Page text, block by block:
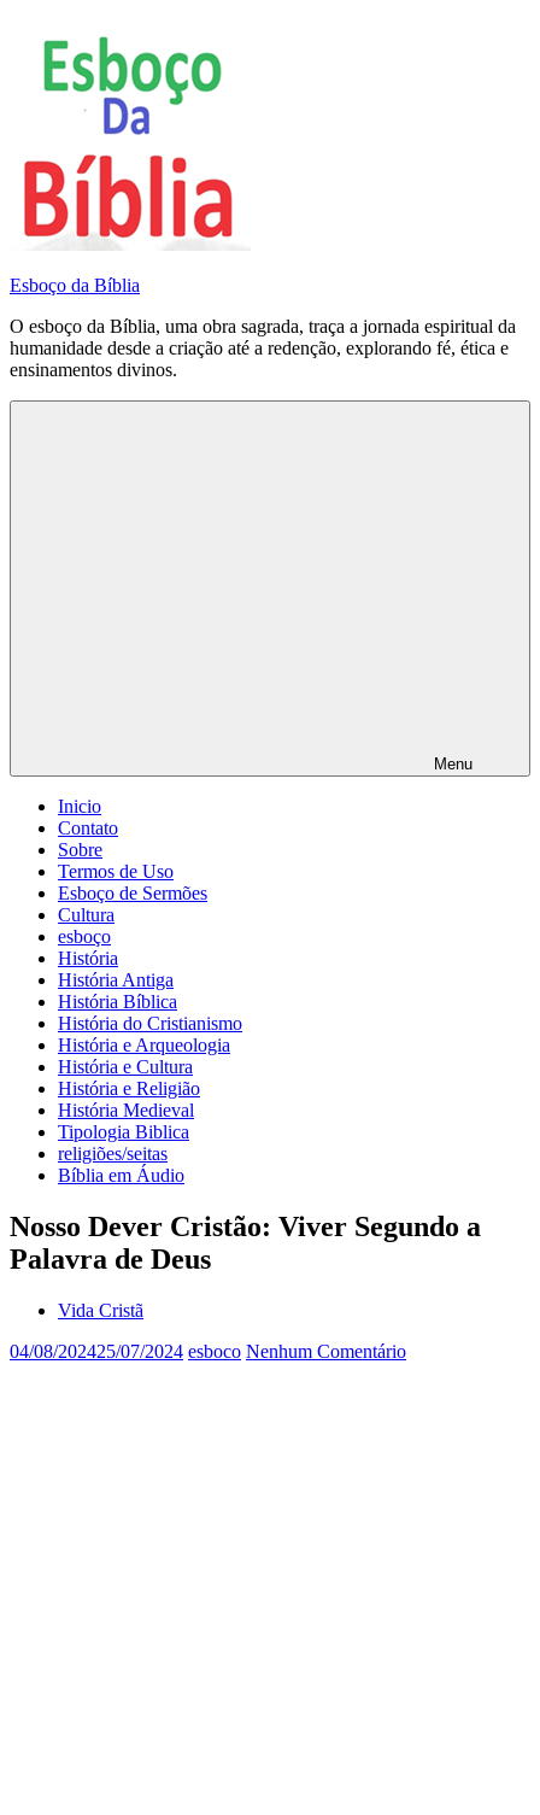
conteúdo
Esboço da Bíblia
O esboço da Bíblia, uma obra sagrada, traça a jornada espiritual da
humanidade desde a criação até a redenção, explorando fé, ética e
ensinamentos divinos.
Menu
Inicio
Contato
Sobre
Termos de Uso
Esboço de Sermões
Cultura
esboço
História
História Antiga
História Bíblica
História do Cristianismo
História e Arqueologia
História e Cultura
História e Religião
História Medieval
Tipologia Biblica
religiões/seitas
Bíblia em Áudio
Nosso Dever Cristão: Viver Segundo a
Palavra de Deus
Vida Cristã
04/08/202425/07/2024 esboco Nenhum Comentário